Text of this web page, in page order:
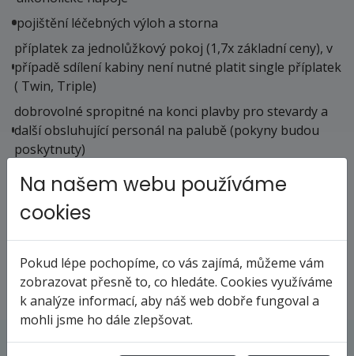
pojištění léčebných výloh a storna
příplatek za jednolůžkový pokoj (1,7x základní ceny), v
případě sdílení kabiny není nutné platit single příplatek
( Twin, Triple)
dobrovolné spropitné na konci plavby pro stevardy a
další obsluhující personál na palubě (pokyny budou
poskytnuty)
Výlety
Na našem webu používáme
cookies
Pokud lépe pochopíme, co vás zajímá, můžeme vám
zobrazovat přesně to, co hledáte. Cookies využíváme
k analýze informací, aby náš web dobře fungoval a
mohli jsme ho dále zlepšovat.